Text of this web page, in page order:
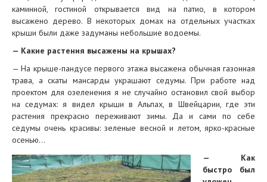
каминной, гостиной открывается вид на патио, в котором
высажено дерево. В некоторых домах на отдельных участках
крыши были даже задуманы небольшие водоемы.
— Какие растения высажены на крышах?
— На крыше-пандусе первого этажа высажена обычная газонная
трава, а скаты мансарды украшают седумы. При работе над
проектом для озеленения я не случайно остановил свой выбор
на седумах: я видел крыши в Альпах, в Швейцарии, где эти
растения прекрасно переживают зимы. Да и сами по себе
седумы очень красивы: зеленые весной и летом, ярко-красные
осенью…
— Как
быстро был